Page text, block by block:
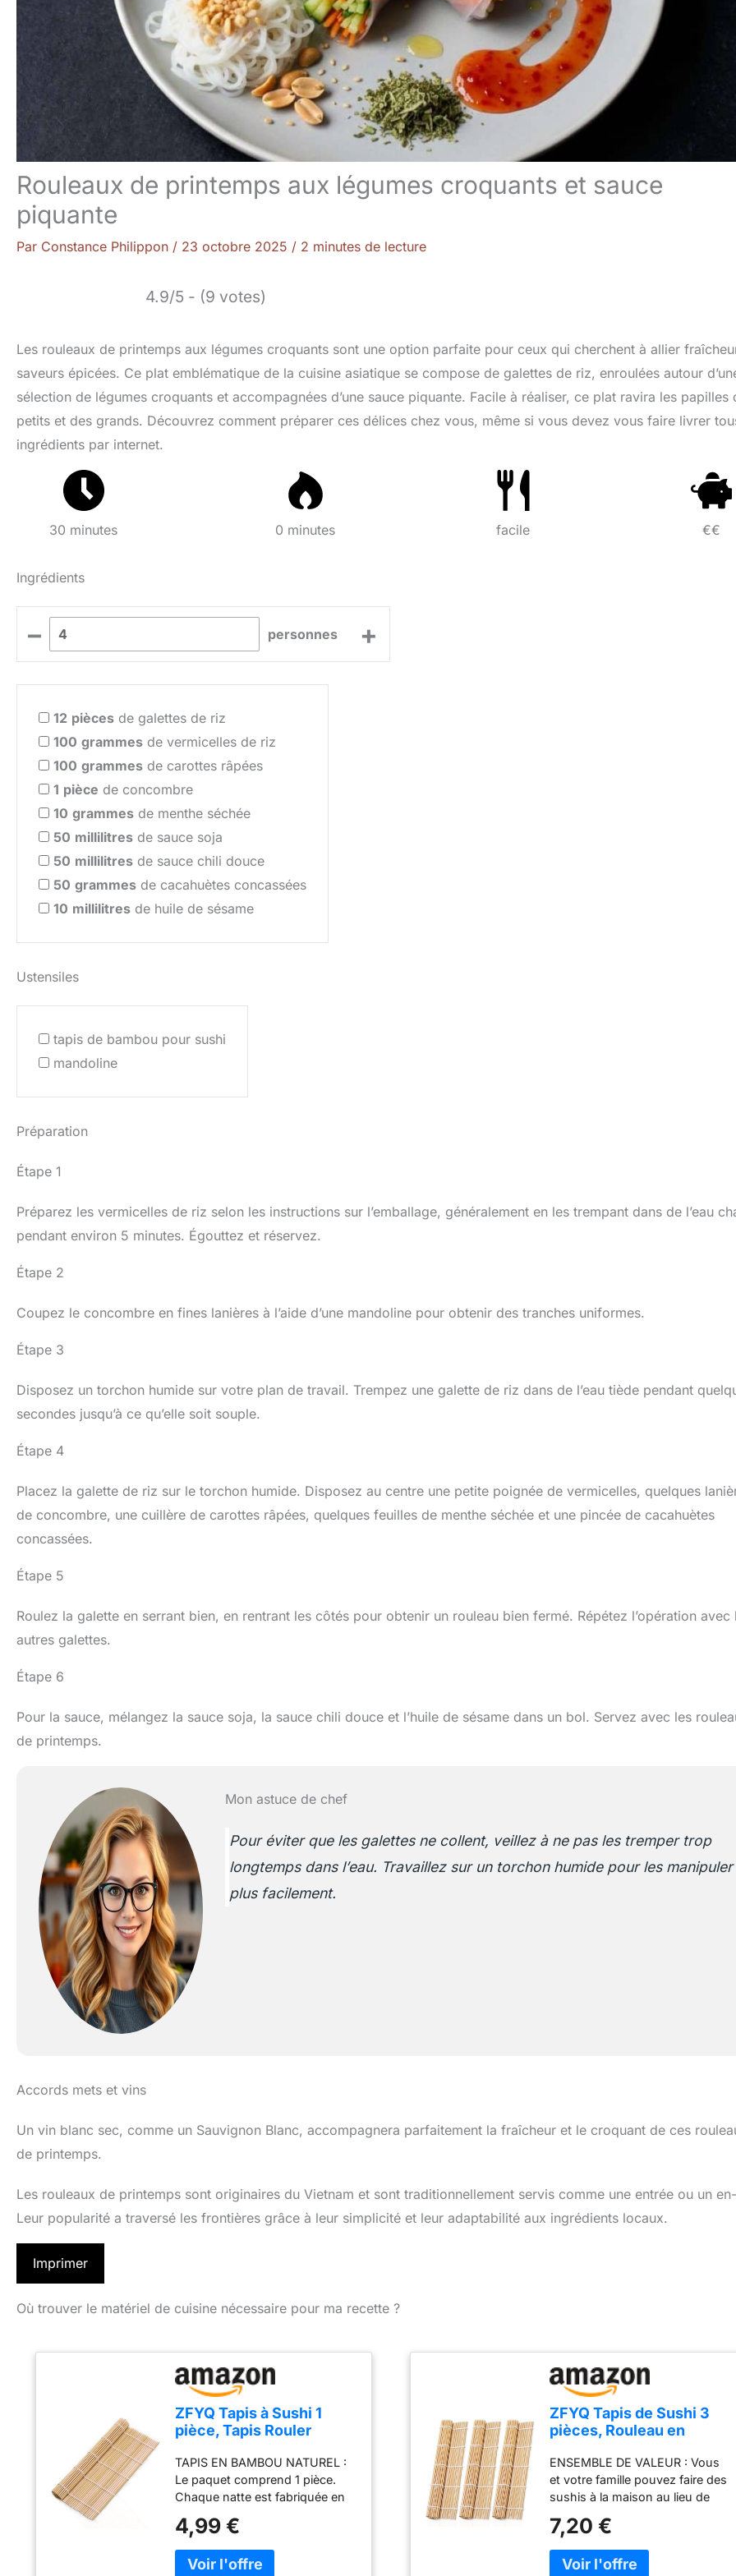
Rouleaux de printemps aux légumes croquants et sauce
piquante
Par Constance Philippon / 23 octobre 2025 / 2 minutes de lecture
4.9/5 - (9 votes)
Les rouleaux de printemps aux légumes croquants sont une option parfaite pour ceux qui cherchent à allier
saveurs épicées. Ce plat emblématique de la cuisine asiatique se compose de galettes de riz, enroulées autour
sélection de légumes croquants et accompagnées d’une sauce piquante. Facile à réaliser, ce plat ravira les papilles
petits et des grands. Découvrez comment préparer ces délices chez vous, même si vous devez vous faire livrer
ingrédients par internet.
30 minutes 0 minutes facile €€
Ingrédients
– personnes +
12 pièces de galettes de riz
100 grammes de vermicelles de riz
100 grammes de carottes râpées
1 pièce de concombre
10 grammes de menthe séchée
50 millilitres de sauce soja
50 millilitres de sauce chili douce
50 grammes de cacahuètes concassées
10 millilitres de huile de sésame
Ustensiles
tapis de bambou pour sushi
mandoline
Préparation
Étape 1
Préparez les vermicelles de riz selon les instructions sur l’emballage, généralement en les trempant dans de l’eau
pendant environ 5 minutes. Égouttez et réservez.
Étape 2
Coupez le concombre en fines lanières à l’aide d’une mandoline pour obtenir des tranches uniformes.
Étape 3
Disposez un torchon humide sur votre plan de travail. Trempez une galette de riz dans de l’eau tiède pendant
secondes jusqu’à ce qu’elle soit souple.
Étape 4
Placez la galette de riz sur le torchon humide. Disposez au centre une petite poignée de vermicelles, quelques
de concombre, une cuillère de carottes râpées, quelques feuilles de menthe séchée et une pincée de cacahuètes
concassées.
Étape 5
Roulez la galette en serrant bien, en rentrant les côtés pour obtenir un rouleau bien fermé. Répétez l’opération avec
autres galettes.
Étape 6
Pour la sauce, mélangez la sauce soja, la sauce chili douce et l’huile de sésame dans un bol. Servez avec les
de printemps.
Mon astuce de chef
Pour éviter que les galettes ne collent, veillez à ne pas les tremper trop
longtemps dans l’eau. Travaillez sur un torchon humide pour les manipuler
plus facilement.
Accords mets et vins
Un vin blanc sec, comme un Sauvignon Blanc, accompagnera parfaitement la fraîcheur et le croquant de ces
de printemps.
Les rouleaux de printemps sont originaires du Vietnam et sont traditionnellement servis comme une entrée ou un
Leur popularité a traversé les frontières grâce à leur simplicité et leur adaptabilité aux ingrédients locaux.
Imprimer
Où trouver le matériel de cuisine nécessaire pour ma recette ?
ZFYQ Tapis à Sushi 1
pièce, Tapis Rouler
Naturel pour Maki Sushi,
Outil de Préparation des
Sushis pour les
Débutants
TAPIS EN BAMBOU NATUREL :
Le paquet comprend 1 pièce.
Chaque natte est fabriquée en
qualité. Les tapis à sushis sont
indispensables à la préparation
des sushis et makis. Ils
4,99 €
ZFYQ Tapis de Sushi 3
pièces, Rouleau en
Maki Sushi, Kit de
Préparation de Sushi
pour Débutants
ENSEMBLE DE VALEUR : Vous
et votre famille pouvez faire des
sushis à la maison au lieu de
restaurant de sushis ! SANS
COLLE : Fabriqué en bambou
naturel de première qualité avec
7,20 €